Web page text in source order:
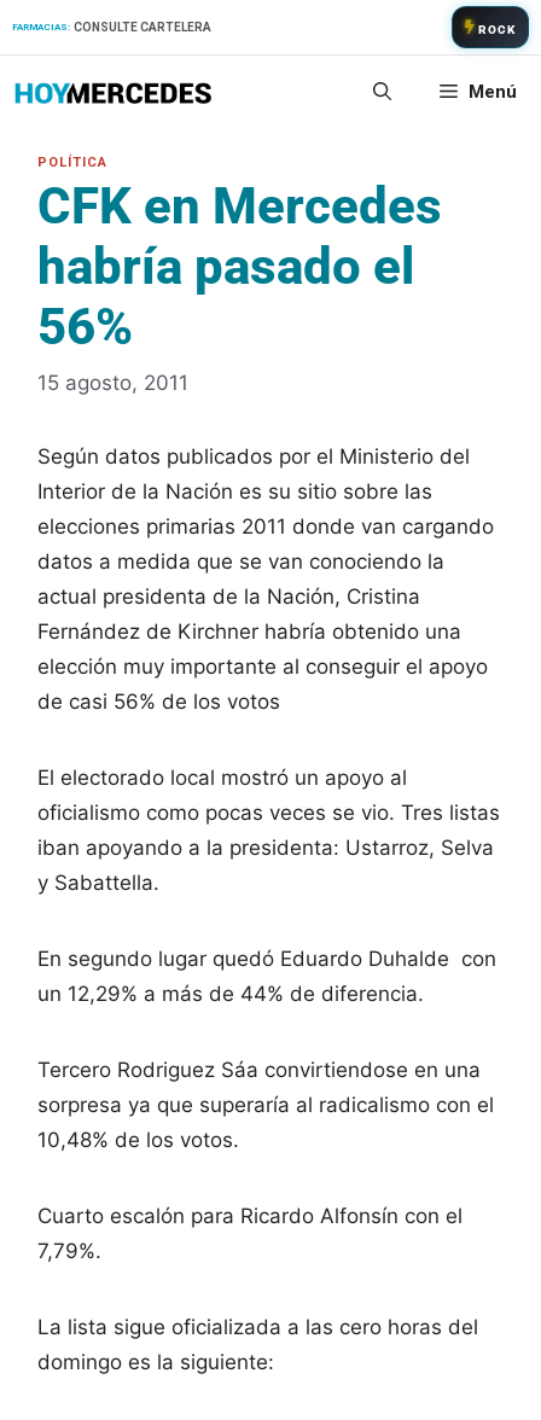
FARMACIAS: CONSULTE CARTELERA ROCK
Menú
CFK en Mercedes
habría pasado el
56%
15 agosto, 2011
Según datos publicados por el Ministerio del
Interior de la Nación es su sitio sobre las
elecciones primarias 2011 donde van cargando
datos a medida que se van conociendo la
actual presidenta de la Nación, Cristina
Fernández de Kirchner habría obtenido una
elección muy importante al conseguir el apoyo
de casi 56% de los votos
El electorado local mostró un apoyo al
oficialismo como pocas veces se vio. Tres listas
iban apoyando a la presidenta: Ustarroz, Selva
y Sabattella.
En segundo lugar quedó Eduardo Duhalde con
un 12,29% a más de 44% de diferencia.
Tercero Rodriguez Sáa convirtiendose en una
sorpresa ya que superaría al radicalismo con el
10,48% de los votos.
Cuarto escalón para Ricardo Alfonsín con el
7,79%.
La lista sigue oficializada a las cero horas del
domingo es la siguiente: